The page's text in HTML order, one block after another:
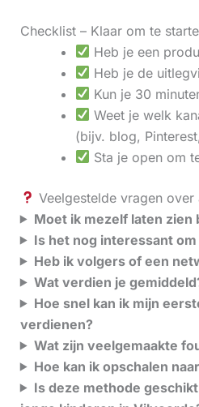
Checklist – Klaar om te
Heb je een
Heb je de
Kun je 30
Weet je welk
(bijv. blog,
Sta je open om
Veelgestelde vragen
Moet ik mezelf laten zien
Is het nog interessant
Heb ik volgers of een
Wat verdien je
Hoe snel kan ik mijn
verdienen?
Wat zijn veelgemaakte
Hoe kan ik opschalen
Is deze methode